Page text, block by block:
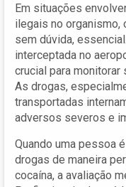
Em situações
ilegais no organismo,
sem dúvida,
interceptada no
crucial para
As drogas,
transportadas
adversos severos e
Quando uma pessoa
drogas de maneira
cocaína, a avaliação